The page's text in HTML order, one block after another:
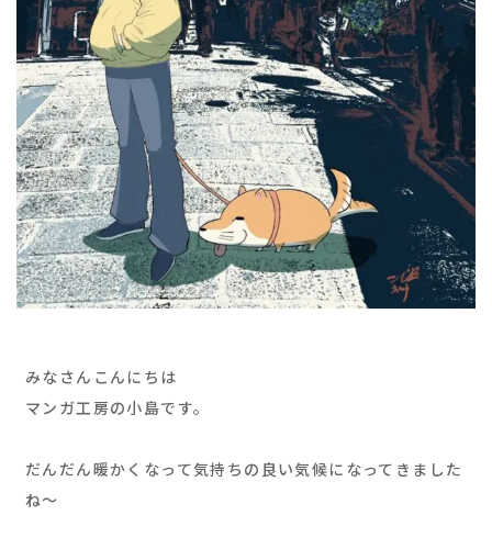
みなさんこんにちは
マンガ工房の小島です。
だんだん暖かくなって気持ちの良い気候になってきました
ね〜